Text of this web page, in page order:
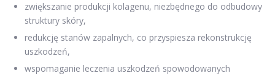
zwiększanie produkcji kolagenu, niezbędnego do odbudowy
struktury skóry,
redukcję stanów zapalnych, co przyspiesza rekonstrukcję
uszkodzeń,
wspomaganie leczenia uszkodzeń spowodowanych